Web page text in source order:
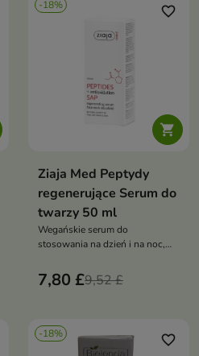
-18%

favorite_border
Ziaja Med Peptydy
regenerujące Serum do
twarzy 50 ml
Wegańskie serum do
stosowania na dzień i na noc,
regenerację oraz wzmocnienie
bariery hydrolipidowej naskórka
7,80 £9,52 £
-18% favorite_border